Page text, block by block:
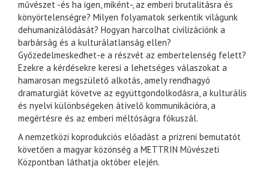
művészet -és ha igen, miként-, az emberi brutalitásra és
könyörtelenségre? Milyen folyamatok serkentik világunk
dehumanizálódását? Hogyan harcolhat civilizációnk a
barbárság és a kulturálatlanság ellen?
Győzedelmeskedhet-e a részvét az embertelenség felett?
Ezekre a kérdésekre keresi a lehetséges válaszokat a
hamarosan megszülető alkotás, amely rendhagyó
dramaturgiát követve az együttgondolkodásra, a kulturális
és nyelvi különbségeken átívelő kommunikációra, a
megértésre és az emberi méltóságra fókuszál.
A nemzetközi koprodukciós előadást a prizreni bemutatót
követően a magyar közönség a METTRIN Művészeti
Központban láthatja október elején.